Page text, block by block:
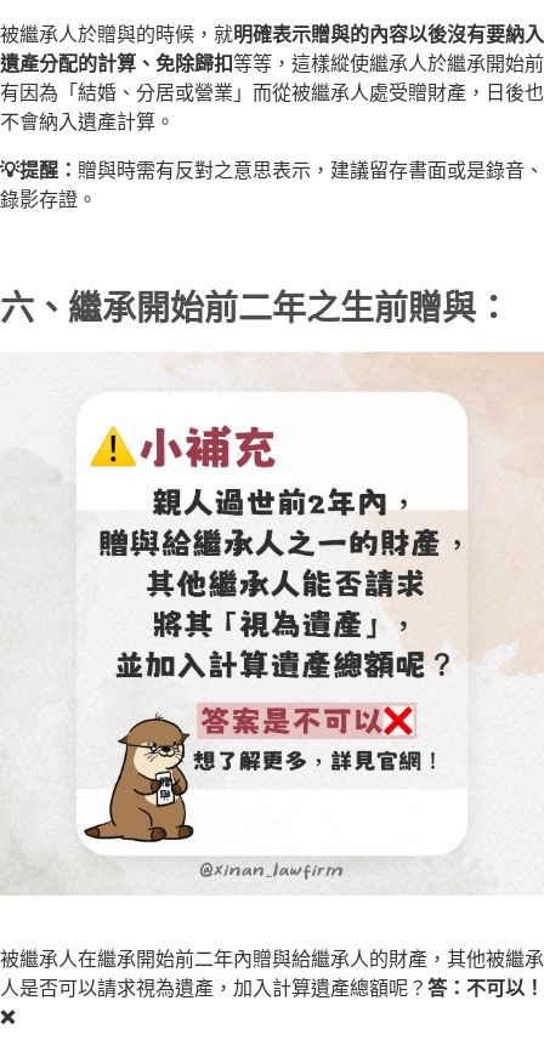
被繼承人於贈與的時候，就明確表示贈與的內容以後沒有要納入
遺產分配的計算、免除歸扣等等，這樣縱使繼承人於繼承開始前
有因為「結婚、分居或營業」而從被繼承人處受贈財產，日後也
不會納入遺產計算。
💡提醒： 贈與時需有反對之意思表示，建議留存書面或是錄音、
錄影存證。
六、繼承開始前二年之生前贈與：
被繼承人在繼承開始前二年內贈與給繼承人的財產，其他被繼承
人是否可以請求視為遺產，加入計算遺產總額呢？答：不可以！
❌